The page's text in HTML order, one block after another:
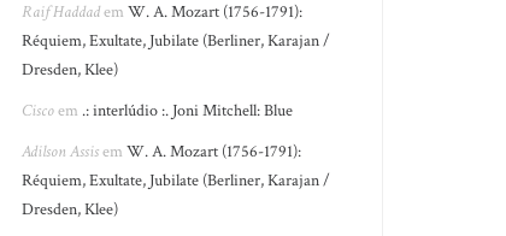
Raif HaddademW. A. Mozart (1756-1791):
Réquiem, Exultate, Jubilate (Berliner, Karajan /
Dresden, Klee)
Ciscoem .: interlúdio :. Joni Mitchell: Blue
Adilson AssisemW. A. Mozart (1756-1791):
Réquiem, Exultate, Jubilate (Berliner, Karajan /
Dresden, Klee)